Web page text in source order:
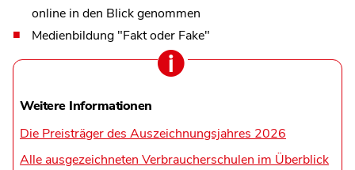
online in den Blick genommen
Medienbildung "Fakt oder Fake"
Weitere Informationen
Die Preisträger des Auszeichnungsjahres 2026
Alle ausgezeichneten Verbraucherschulen im Überblick